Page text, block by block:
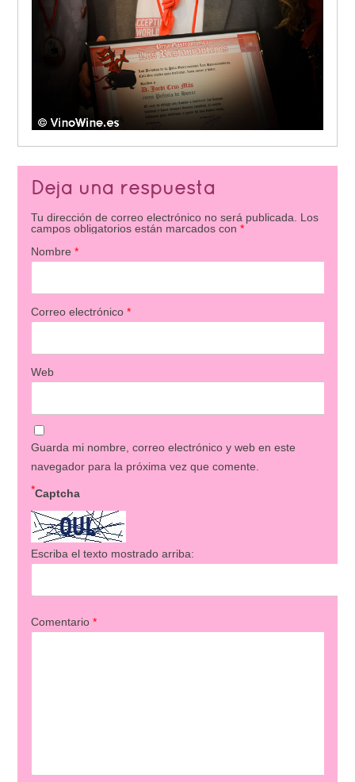
Deja una respuesta
Tu dirección de correo electrónico no será publicada. Los
campos obligatorios están marcados con *
Nombre *
Correo electrónico *
Web
Guarda mi nombre, correo electrónico y web en este
navegador para la próxima vez que comente.
Captcha
*
Escriba el texto mostrado arriba:
Comentario *